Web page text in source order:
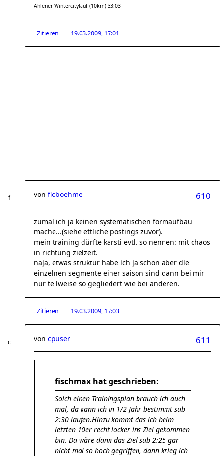
Ahlener Wintercitylauf (10km) 33:03
Zitieren 19.03.2009, 17:01
610
von floboehme
zumal ich ja keinen systematischen formaufbau
mache...(siehe ettliche postings zuvor).
mein training dürfte karsti evtl. so nennen: mit chaos
in richtung zielzeit.
naja, etwas struktur habe ich ja schon aber die
einzelnen segmente einer saison sind dann bei mir
nur teilweise so gegliedert wie bei anderen.
Zitieren 19.03.2009, 17:03
611
von cpuser
fischmax hat geschrieben:
Solch einen Trainingsplan brauch ich auch
mal, da kann ich in 1/2 Jahr bestimmt sub
2:30 laufen.Hinzu kommt das ich beim
letzten 10er recht locker ins Ziel gekommen
bin. Da wäre dann das Ziel sub 2:25 gar
nicht mal so hoch gegriffen, dann krieg ich